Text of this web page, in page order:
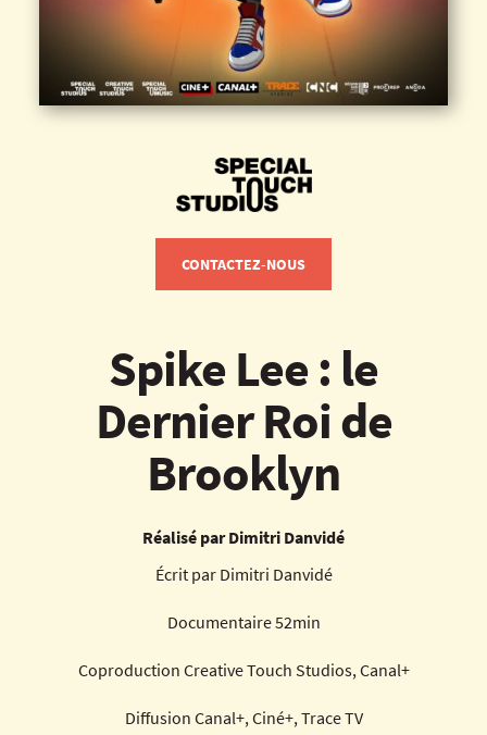
CONTACTEZ-NOUS
Spike Lee : le
Dernier Roi de
Brooklyn
Réalisé par Dimitri Danvidé
Écrit par Dimitri Danvidé
Documentaire 52min
Coproduction Creative Touch Studios, Canal+
Diffusion Canal+, Ciné+, Trace TV